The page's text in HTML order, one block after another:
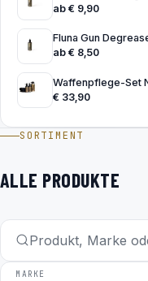
ab € 9,90
Fluna Gun
ab € 8,50
Waffenpflege-Set
€ 33,90
SORTIMENT
ALLE PRODUKTE
MARKE